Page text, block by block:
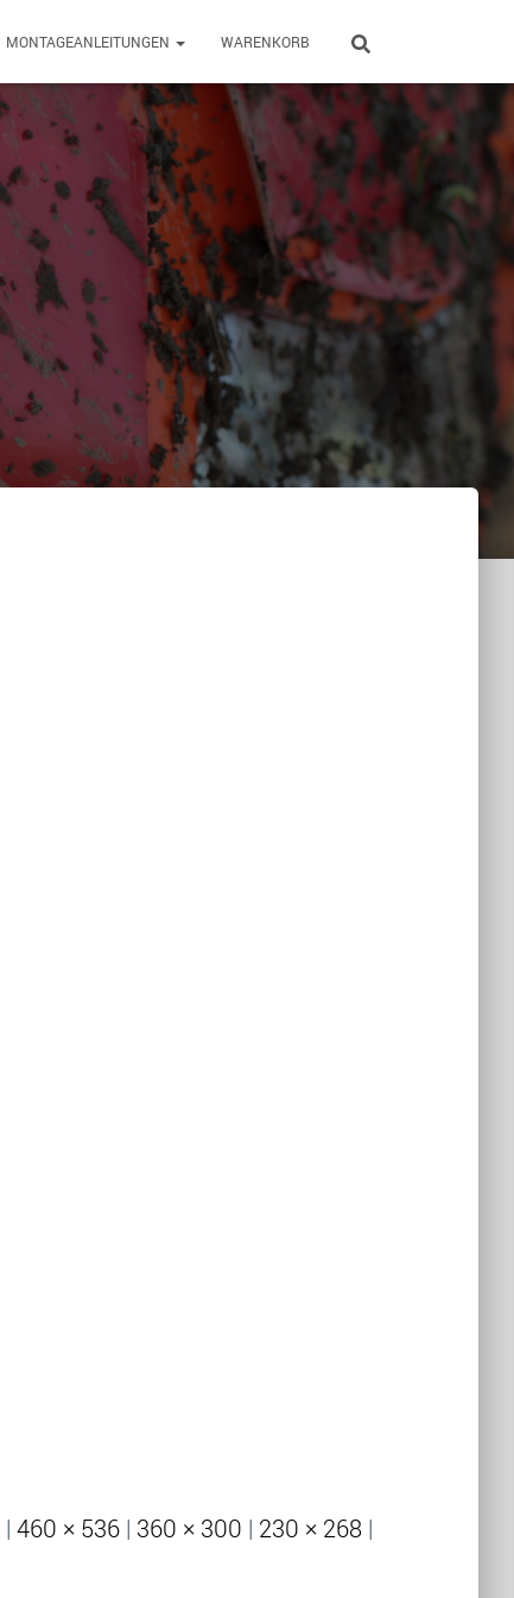
MONTAGEANLEITUNGEN WARENKORB
| 460 × 536 | 360 × 300 | 230 × 268 |